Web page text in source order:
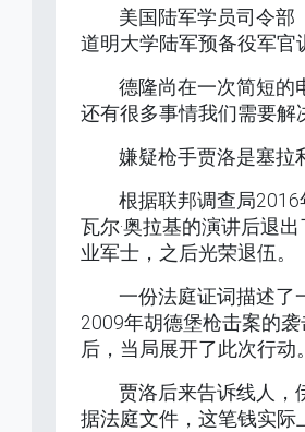
美国陆军学员司令部
道明大学陆军预备役军官
德隆尚在一次简短的
还有很多事情我们需要解
嫌疑枪手贾洛是塞​​拉
根据联邦调查局
瓦尔·奥拉基的演讲后退
业军士，之后光荣退伍。
一份法庭证词描述了
2009年胡德堡枪击案的
后，当局展开了此次行动。
贾洛后来告诉线人，
据法庭文件，这笔钱实际